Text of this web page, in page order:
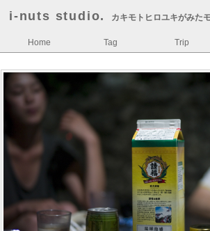
i-nuts studio. カキモトヒロユキがみた
Home Tag Trip